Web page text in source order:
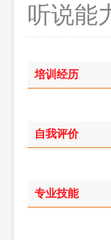
听说能
培训经历
自我评价
专业技能